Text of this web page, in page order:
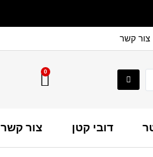
צור קשר
0
דובי קטן צור קשר